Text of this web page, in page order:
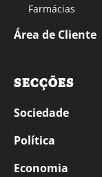
Farmácias
Área de Cliente
SECÇÕES
Sociedade
Política
Economia